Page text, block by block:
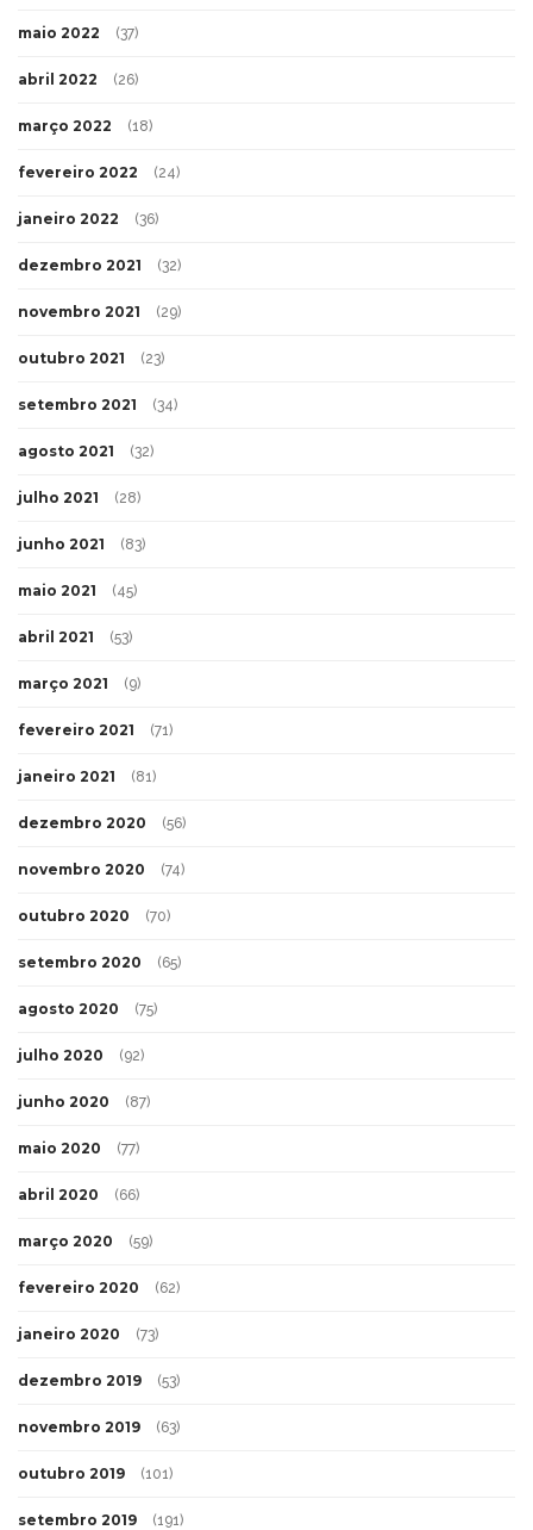
maio 2022 (37)
abril 2022 (26)
março 2022 (18)
fevereiro 2022 (24)
janeiro 2022 (36)
dezembro 2021 (32)
novembro 2021 (29)
outubro 2021 (23)
setembro 2021 (34)
agosto 2021 (32)
julho 2021 (28)
junho 2021 (83)
maio 2021 (45)
abril 2021 (53)
março 2021 (9)
fevereiro 2021 (71)
janeiro 2021 (81)
dezembro 2020 (56)
novembro 2020 (74)
outubro 2020 (70)
setembro 2020 (65)
agosto 2020 (75)
julho 2020 (92)
junho 2020 (87)
maio 2020 (77)
abril 2020 (66)
março 2020 (59)
fevereiro 2020 (62)
janeiro 2020 (73)
dezembro 2019 (53)
novembro 2019 (63)
outubro 2019 (101)
setembro 2019 (191)